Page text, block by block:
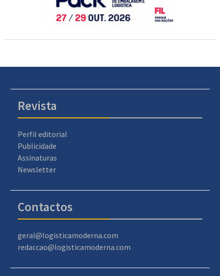
Revista
Perfil editorial
Publicidade
Assinaturas
Newsletter
Contactos
geral@logisticamoderna.com
redaccao@logisticamoderna.com